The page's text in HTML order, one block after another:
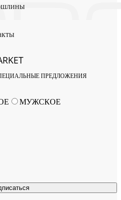
ПРЕДЛОЖЕНИЯ
МУЖСКОЕ